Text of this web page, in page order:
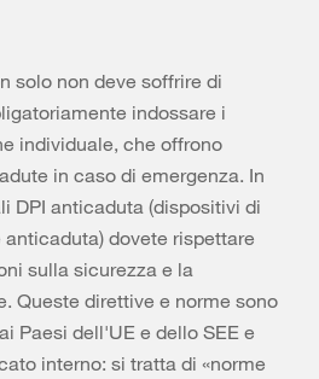
solo non deve soffrire di
indossare i
individuale, che offrono
in caso di emergenza. In
DPI anticaduta (dispositivi di
dovete rispettare
sulla sicurezza e la
Queste direttive e norme sono
Paesi dell'UE e dello SEE e
interno: si tratta di «norme